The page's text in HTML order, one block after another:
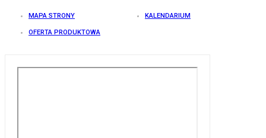
MAPA STRONY KALENDARIUM
OFERTA PRODUKTOWA